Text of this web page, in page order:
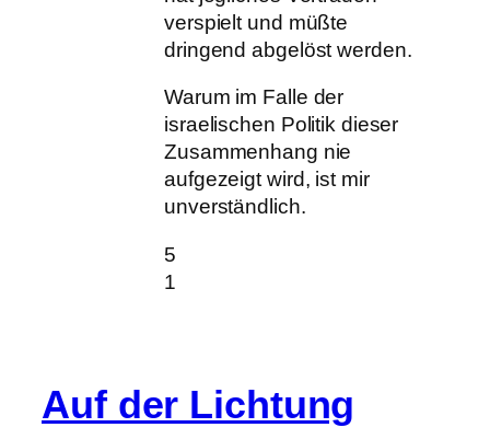
verspielt und müßte
dringend abgelöst werden.
Warum im Falle der
israelischen Politik dieser
Zusammenhang nie
aufgezeigt wird, ist mir
unverständlich.
5
1
Auf der Lichtung